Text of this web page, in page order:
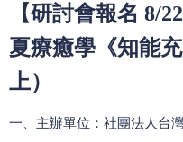
【研討會報名 8/
夏療癒學《知能
上）
一、主辦單位：社團法人台